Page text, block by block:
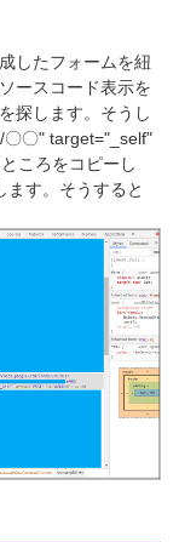
したフォームを紐
ースコード表示を
探します。そうし
〇〇" target="_self"
ころをコピーし
す。そうすると